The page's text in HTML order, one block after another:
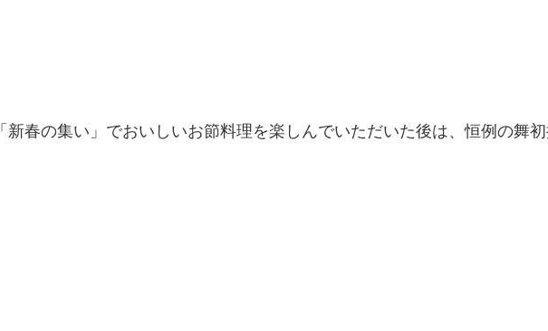
「新春の集い」でおいしいお節料理を楽しんでいただいた後は、恒例の舞初